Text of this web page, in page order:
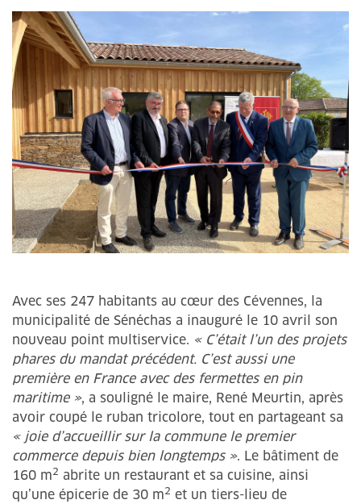
Avec ses 247 habitants au cœur des Cévennes, la
municipalité de Sénéchas a inauguré le 10 avril son
nouveau point multiservice. « C’était l’un des projets
phares du mandat précédent. C’est aussi une
première en France avec des fermettes en pin
maritime », a souligné le maire, René Meurtin, après
avoir coupé le ruban tricolore, tout en partageant sa
« joie d’accueillir sur la commune le premier
commerce depuis bien longtemps ». Le bâtiment de
160 m2 abrite un restaurant et sa cuisine, ainsi
qu’une épicerie de 30 m2 et un tiers-lieu de